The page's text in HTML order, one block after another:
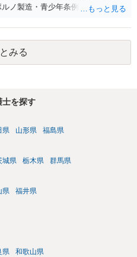
ノ製造・青少年条例違反（わいせ
査を受けるでしょう。
みる
士を探す
県 山形県 福島県
城県 栃木県 群馬県
県 福井県
県 和歌山県